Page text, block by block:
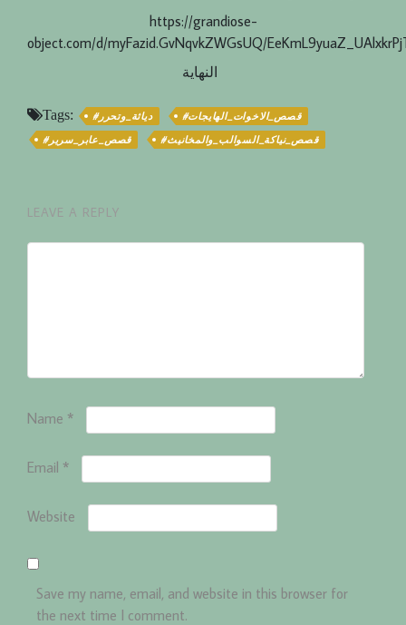
https://grandiose-
object.com/d/myFazid.GvNqvkZWGsUQ/
النهاية
Tags: #دياثة_وتحرر
#قصص_الاخوات_الهايجات
#قصص_عابر_سرير
#قصص_نياكة_السوالب_والمخانيث
LEAVE A REPLY
Name *
Email *
Website
Save my name, email, and website in this browser for
the next time I comment.